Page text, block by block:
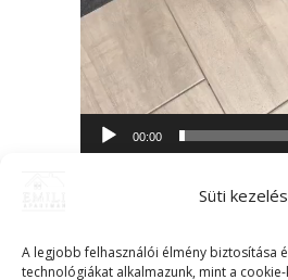
Süti kezelés
A legjobb felhasználói élmény biztosítása
technológiákat alkalmazunk, mint a cookie-
00:00